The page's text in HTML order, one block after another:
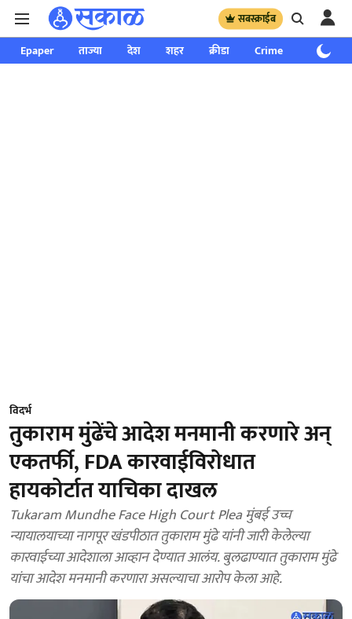
सबस्क्राईब
Epaper ताज्या देश शहर क्रीडा Crime साप्ताहिक
विदर्भ
तुकाराम मुंढेंचे आदेश मनमानी करणारे अन्
एकतर्फी, FDA कारवाईविरोधात
हायकोर्टात याचिका दाखल
Tukaram Mundhe Face High Court Plea मुंबई उच्च
न्यायालयाच्या नागपूर खंडपीठात तुकाराम मुंढे यांनी जारी केलेल्या
कारवाईच्या आदेशाला आव्हान देण्यात आलंय. बुलढाण्यात तुकाराम मुंढे
यांचा आदेश मनमानी करणारा असल्याचा आरोप केला आहे.